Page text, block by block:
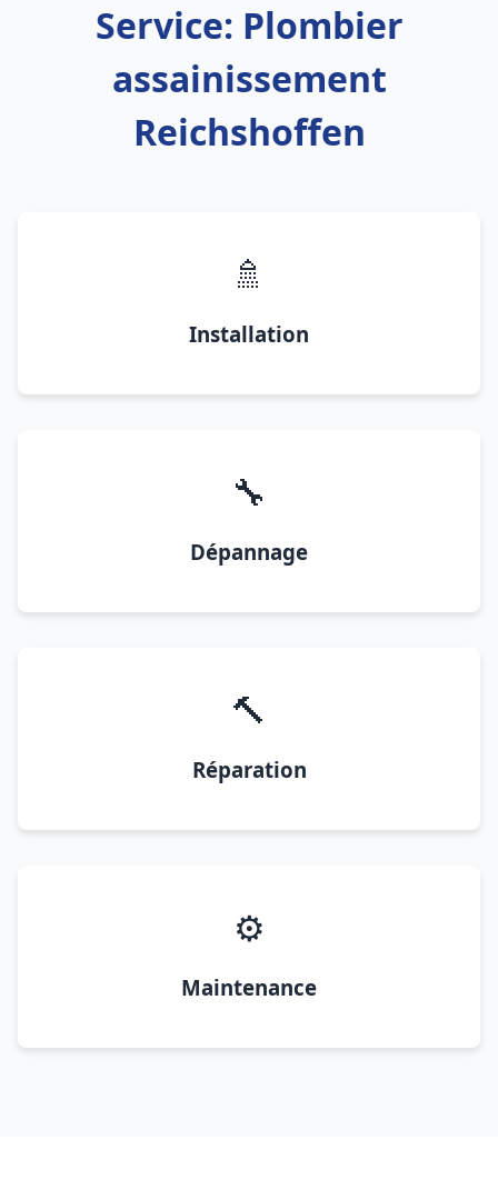
Service: Plombier
assainissement
Reichshoffen
🚿
Installation
🔧
Dépannage
🔨
Réparation
⚙️
Maintenance